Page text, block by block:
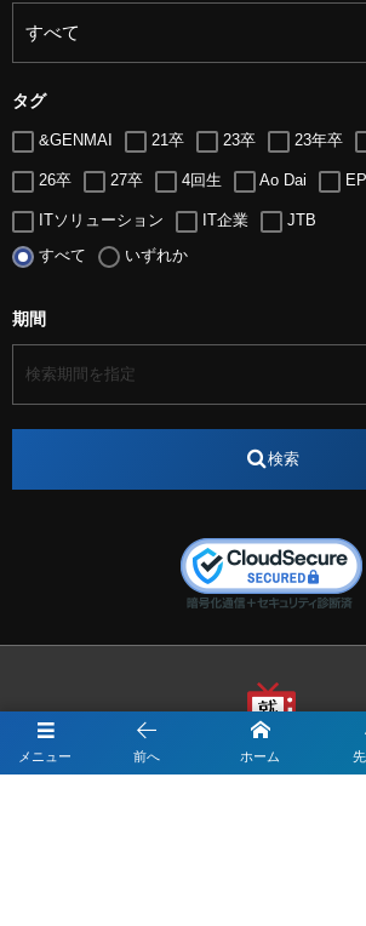
メニュー 前へ ホーム
タグ
&GENMAI 21卒 23卒 23年卒
26卒 27卒 4回生 Ao Dai
ITソリューション IT企業 JTB
LUGZ ENTERTAINMENT
アート アイスダンス選手 アステラ
アナウンサー
エスタカヤ電
オンライン カイタック
キーエンス流性弱説経営 キーエンス解剖
セレクトショップ
テレビ テレビせとうち
ナカシマプロペラ ナカシマプロペラ株式
すべて いずれか
期間
検索
〒700-0822